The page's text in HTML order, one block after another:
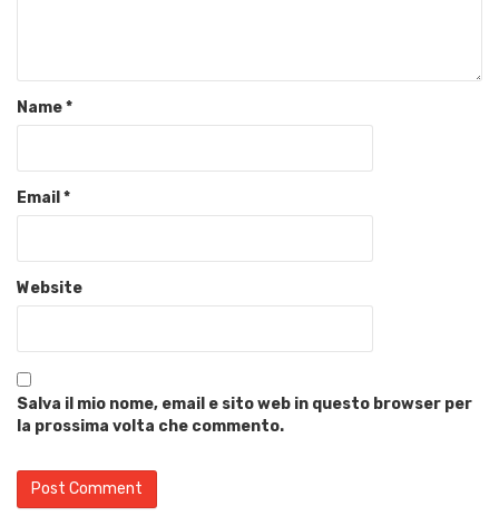
Name*
Email *
Website
Salva il mio nome, email e sito web in questo browser per
la prossima volta che commento.